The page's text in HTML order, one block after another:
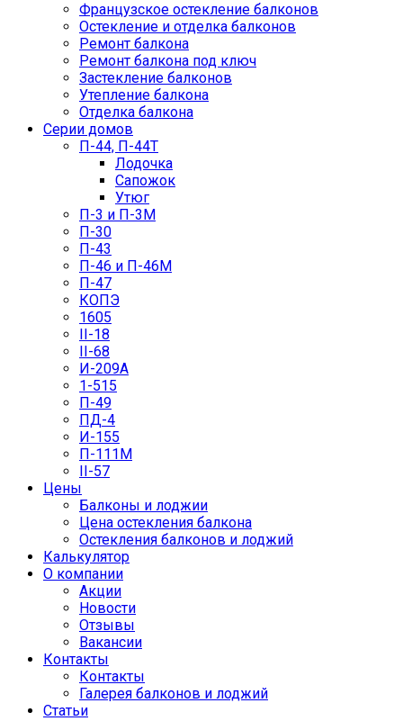
Французское остекление балконов
Остекление и отделка балконов
Ремонт балкона
Ремонт балкона под ключ
Застекление балконов
Утепление балкона
Отделка балкона
Серии домов
П-44, П-44Т
Лодочка
Сапожок
Утюг
П-3 и П-3М
П-30
П-43
П-46 и П-46М
П-47
КОПЭ
1605
II-18
II-68
И-209А
1-515
П-49
ПД-4
И-155
П-111М
II-57
Цены
Балконы и лоджии
Цена остекления балкона
Остекления балконов и лоджий
Калькулятор
О компании
Акции
Новости
Отзывы
Вакансии
Контакты
Контакты
Галерея балконов и лоджий
Статьи